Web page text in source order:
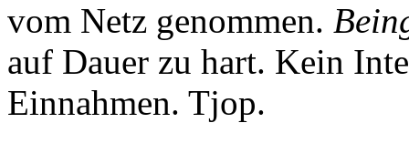
vom Netz genommen.
auf Dauer zu hart. Kein
Einnahmen. Tjop.